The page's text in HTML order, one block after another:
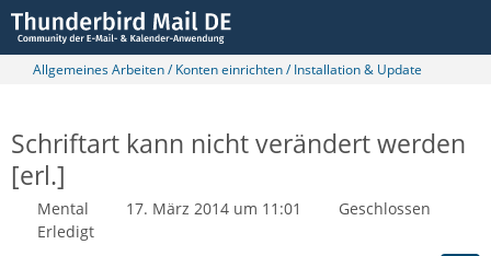
Allgemeines Arbeiten / Konten einrichten / Installation & Update
Schriftart kann nicht verändert werden
[erl.]
Mental 17. März 2014 um 11:01
Geschlossen
Erledigt